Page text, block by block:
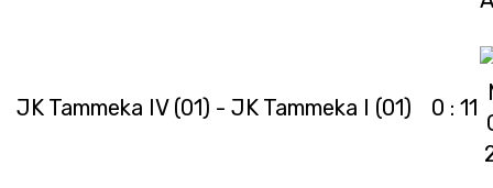
JK Tammeka IV (01) - JK Tammeka I (01) 0 : 11